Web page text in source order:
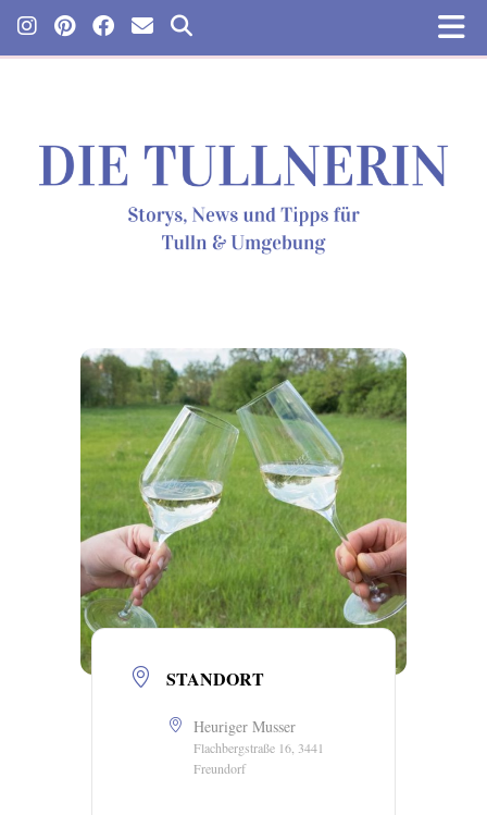
STANDORT
Heuriger Musser
Flachbergstraße 16, 3441
Freundorf